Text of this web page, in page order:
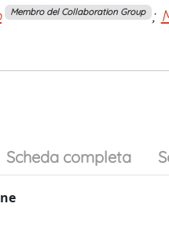
Membro del Collaboration Group ;
Scheda completa